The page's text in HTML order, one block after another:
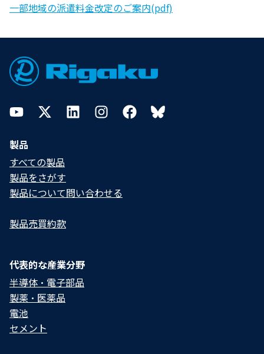
一部地域の派遣料金改定のご案内(pdf)
Footer
YouTubeTwitterLinkedInInstagramFacebookBluesky
製品
すべての製品
製品をさがす
製品について問い合わせる​
製品売買約款
代表的な産業分野
半導体・電子部品
製薬・医薬品
電池
セメント